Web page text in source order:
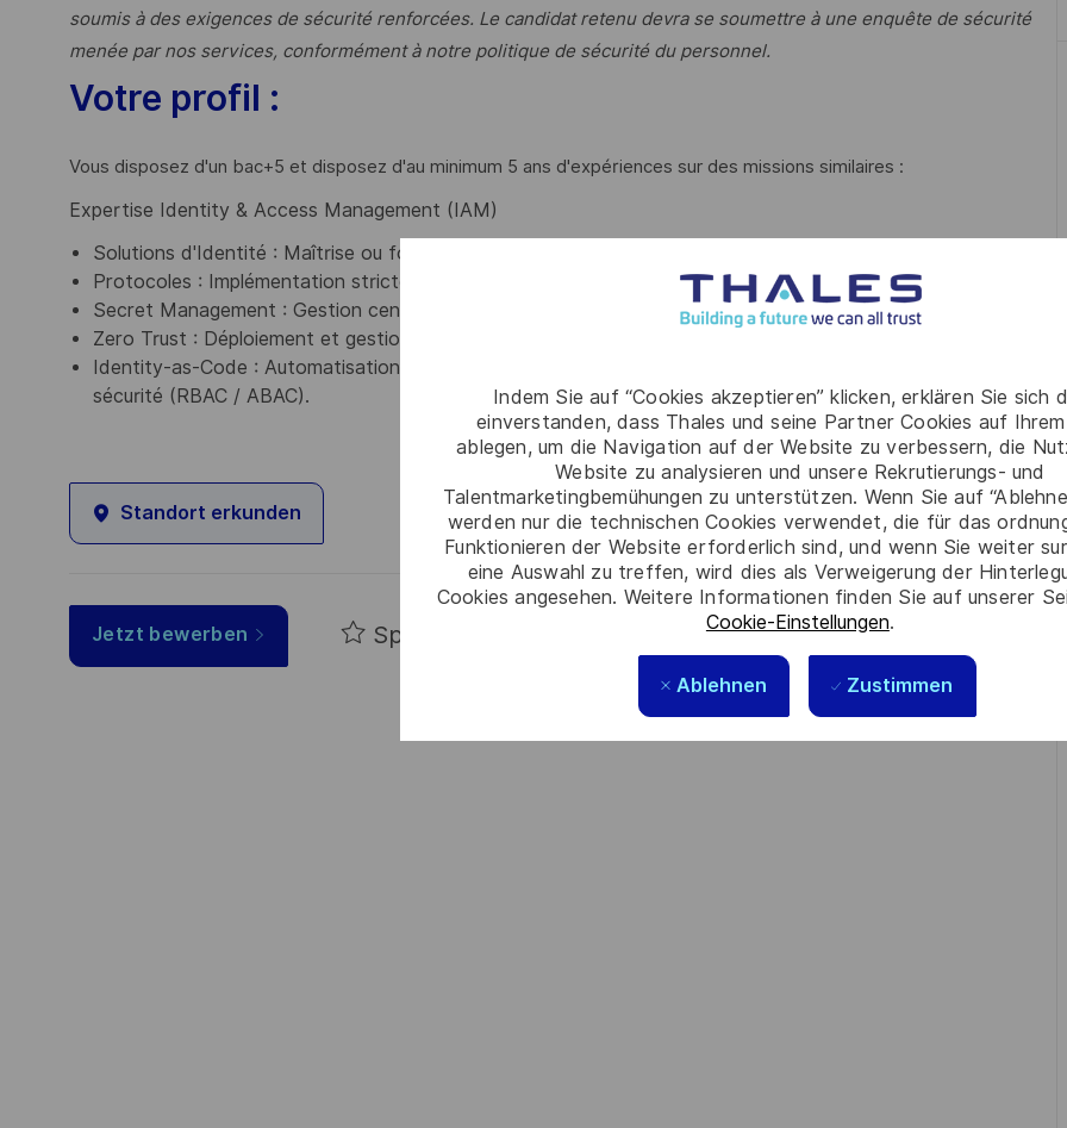
Indem Sie auf “Cookies akzeptieren” klicken, erklären Sie sich
einverstanden, dass Thales und seine Partner Cookies auf
ablegen, um die Navigation auf der Website zu verbessern, die
Website zu analysieren und unsere Rekrutierungs- und
Talentmarketingbemühungen zu unterstützen. Wenn Sie auf
werden nur die technischen Cookies verwendet, die für das
Funktionieren der Website erforderlich sind, und wenn Sie weiter
eine Auswahl zu treffen, wird dies als Verweigerung der
Cookies angesehen. Weitere Informationen finden Sie auf unserer
Cookie-Einstellungen.
Ablehnen Zustimmen
soumis à des exigences de sécurité renforcées. Le candidat retenu devra se soumettre à une enquête de sécurité
menée par nos services, conformément à notre politique de sécurité du personnel.
Votre profil :
Vous disposez d'un bac+5 et disposez d'au minimum 5 ans d'expériences sur des missions similaires :
Expertise Identity & Access Management (IAM)
Solutions d'Identité : Maîtrise ou forte appétence pour Keycloak et OpenLDAP.
Protocoles : Implémentation stricte des standards OIDC, OAuth2, SAML et LDAP.
Secret Management : Gestion centralisée via HashiCorp Vault.
Zero Trust : Déploiement et gestion de HashiCorp Boundary pour la sécurisation des accès critiques.
Identity-as-Code : Automatisation complète du cycle de vie des identités, des rôles et des politiques de
sécurité (RBAC / ABAC).
Standort erkunden
Jetzt bewerben Speichern